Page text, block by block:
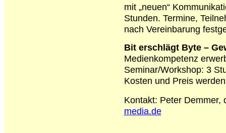
mit „neuen“
Stunden. Termine,
nach Vereinbarung
Bit erschlägt Byte –
Medienkompetenz
Seminar/Workshop: 3
Kosten und Preis
Kontakt: Peter Demmer,
media.de